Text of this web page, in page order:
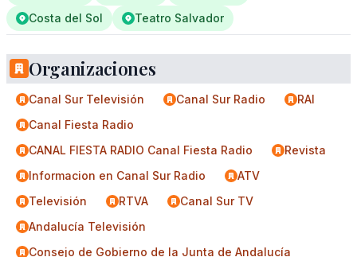
Costa del Sol
Teatro Salvador
Organizaciones
Canal Sur Televisión Canal Sur Radio
RAI
Canal Fiesta Radio
CANAL FIESTA RADIO Canal Fiesta Radio
Revista
Informacion en Canal Sur Radio
ATV
Televisión
RTVA
Canal Sur TV
Andalucía Televisión
Consejo de Gobierno de la Junta de Andalucía